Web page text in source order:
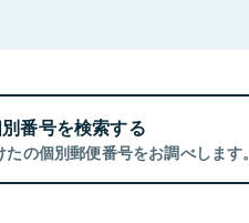
番号を検索する
の個別郵便番号をお調べします。